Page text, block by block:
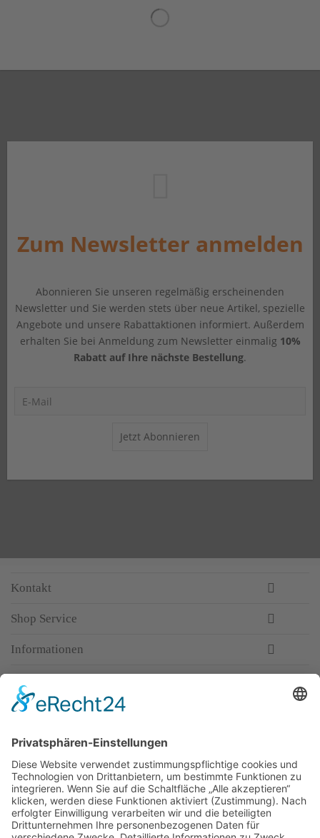
Zum Newsletter anmelden
Abonnieren Sie unseren regelmäßig erscheinenden
Newsletter und Sie werden stets über neue Artikel, spezielle
Angebote und unsere Rabattaktionen informiert. Außerdem
erhalten Sie bei Anmeldung zum Newsletter einmalig 10%
Rabatt auf Ihre nächste Bestellung.
Jetzt Abonnieren
Kontakt
Shop Service
Informationen
Top-Anbieter
Spitzenqualität
Kompetente Beratung
Partner